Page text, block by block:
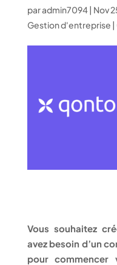
paradmin7094| Nov
Gestion d'entreprise |
Vous souhaitez
avez besoin d’un
pour commencer